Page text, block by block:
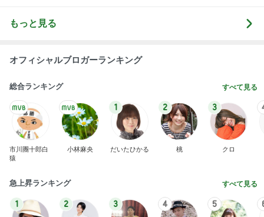
もっと見る
オフィシャルブロガーランキング
総合ランキング すべて見る
市川團十郎白
猿
小林麻央
1
だいたひかる
2
桃
3
クロ
急上昇ランキング すべて見る
1 2 3 4 5